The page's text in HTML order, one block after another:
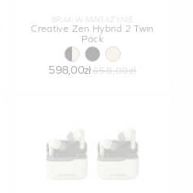
BRAK W MAGAZYNIE
Creative Zen Hybrid 2 Twin
Pack
598,00zł658,00zł